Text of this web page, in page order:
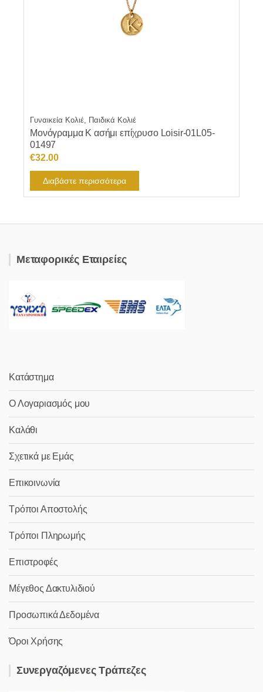
Γυναικεία Κολιέ, Παιδικά Κολιέ
Μονόγραμμα Κ ασήμι επίχρυσο Loisir-01L05-
01497
€32.00
Διαβάστε περισσότερα
Μεταφορικές Εταιρείες
Κατάστημα
Ο Λογαριασμός μου
Καλάθι
Σχετικά με Εμάς
Επικοινωνία
Τρόποι Αποστολής
Τρόποι Πληρωμής
Επιστροφές
Μέγεθος Δακτυλιδιού
Προσωπικά Δεδομένα
Όροι Χρήσης
Συνεργαζόμενες Τράπεζες